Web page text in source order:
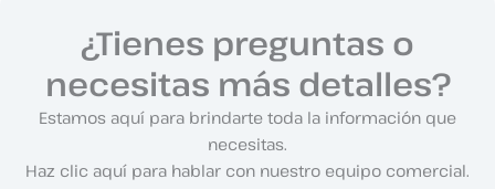
¿Tienes preguntas o
necesitas más detalles?
Estamos aquí para brindarte toda la información que
necesitas.
Haz clic aquí para hablar con nuestro equipo comercial.